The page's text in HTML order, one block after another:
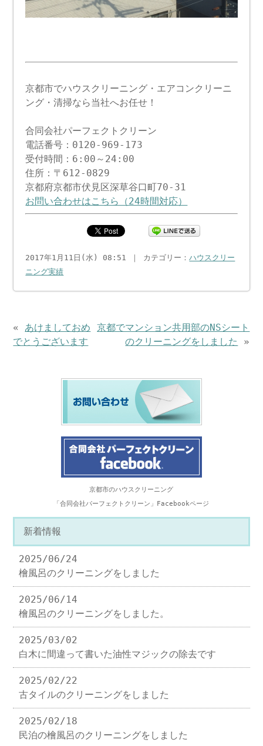
京都市でハウスクリーニング・エアコンクリーニ
ング・清掃なら当社へお任せ！
合同会社パーフェクトクリーン
電話番号：0120-969-173
受付時間：6:00～24:00
住所：〒612-0829
京都府京都市伏見区深草谷口町70-31
お問い合わせはこちら（24時間対応）
2017年1月11日(水) 08:51 ｜ カテゴリー：ハウスクリー
ニング実績
« あけましておめ
でとうございます
京都でマンション共用部のNSシート
のクリーニングをしました
»
京都市のハウスクリーニング
「合同会社パーフェクトクリーン」Facebookページ
新着情報
2025/06/24
檜風呂のクリーニングをしました
2025/06/14
檜風呂のクリーニングをしました。
2025/03/02
白木に間違って書いた油性マジックの除去です
2025/02/22
古タイルのクリーニングをしました
2025/02/18
民泊の檜風呂のクリーニングをしました